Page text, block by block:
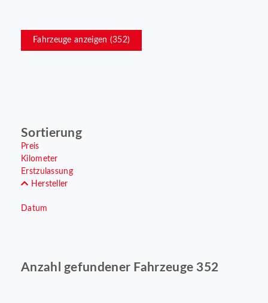
Fahrzeuge anzeigen (352)
Sortierung
Preis
Kilometer
Erstzulassung
Hersteller
Datum
Anzahl gefundener Fahrzeuge 352